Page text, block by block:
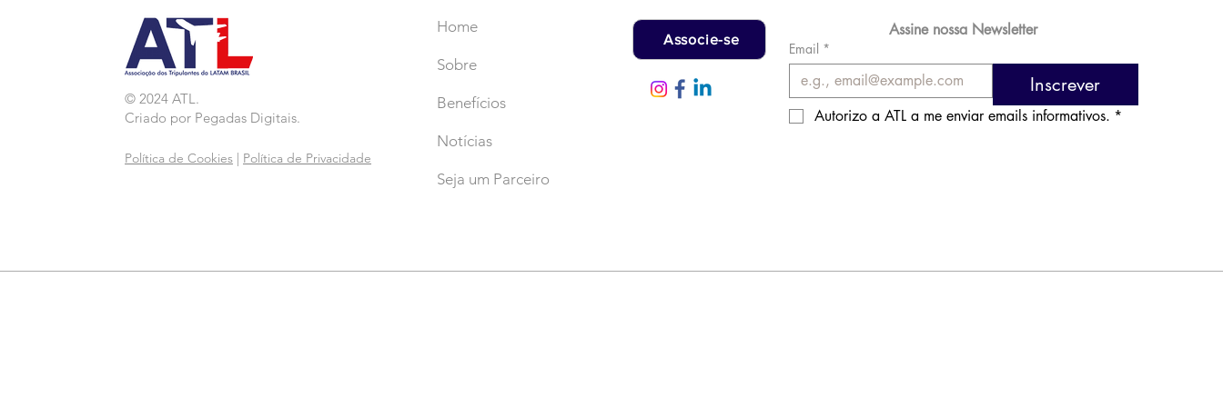
© 2024 ATL.
Criado por Pegadas Digitais.
Política de Cookies Política de Privacidade
Home
Sobre
Benefícios
Notícias
Seja um Parceiro
Associe-se
Assine nossa Newsletter
Email *
Inscrever
Autorizo a ATL a me enviar emails informativos. *